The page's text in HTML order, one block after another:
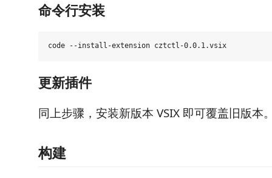
命令行安装
更新插件
同上步骤，安装新版本 VSIX 即可覆盖旧版本
构建